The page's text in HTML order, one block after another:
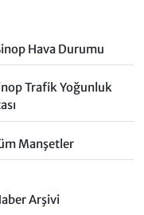
Hava Durumu
Trafik Yoğunluk
Manşetler
Arşivi